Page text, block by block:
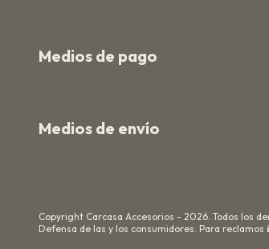
Medios de pago
Medios de envío
Copyright Carcasa Accesorios - 2026. Todos los
Defensa de las y los consumidores. Para reclamos